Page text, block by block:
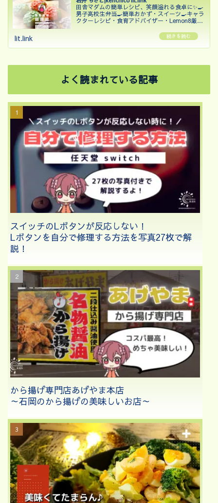
田舎マダムの簡単レシピ、笑顔溢れる食卓に✨🍳
男子高校生弁当🍳簡単おかず・スイーツ🍳キャラ
クターレシピ・食育アドバイザー・Lemon8厳選
ダー2023・2024・カラーコーディネー...
lit.link
よく読まれている記事
スイッチのLボタンが反応しない！
Lボタンを自分で修理する方法を写真27枚で解
説！
から揚げ専門店あげやま本店
～石岡のから揚げの美味しいお店～